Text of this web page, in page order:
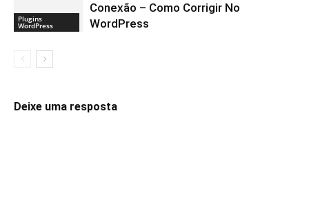
Plugins
WordPress
Conexão – Como Corrigir No
WordPress
Deixe uma resposta